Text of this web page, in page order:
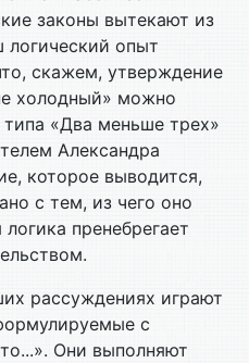
законы вытекают из
опыт
скажем, утверждение
холодный» можно
«Два меньше трех»
Александра
которое выводится,
с тем, из чего оно
пренебрегает
рассуждениях играют
с
Они выполняют